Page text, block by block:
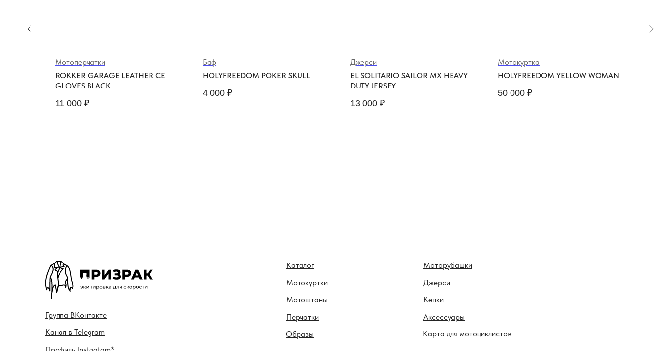
ROKKER GARAGE LEATHER CE
GLOVES BLACK
Мотоперчатки
11 000 ₽
HOLYFREEDOM POKER SKULL
Баф
4 000 ₽
EL SOLITARIO SAILOR MX HEAVY
DUTY JERSEY
Джерси
13 000 ₽
HOLYFREEDOM YELLOW WOMAN
Мотокуртка
50 000 ₽
Каталог
Мотокуртки
Мотоштаны
Перчатки
Карта для мотоциклистов
Моторубашки
Образы
Джерси
Кепки
Аксессуары
Канал в Telegram
Гру ппа ВКонтакте